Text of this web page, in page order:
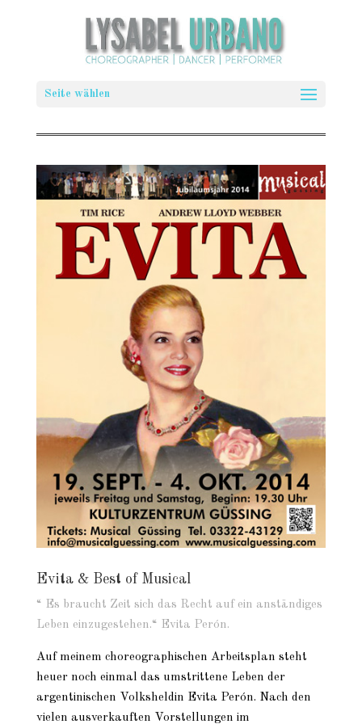
Seite wählen
Evita & Best of Musical
“ Es braucht Zeit sich das Recht auf ein anständiges
Leben einzugestehen.“ Evita Perón.
Auf meinem choreographischen Arbeitsplan steht
heuer noch einmal das umstrittene Leben der
argentinischen Volksheldin Evita Perón. Nach den
vielen ausverkauften Vorstellungen im